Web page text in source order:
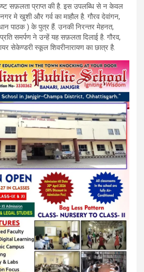
gr
a
m
सफ़लता प्राप्त की है. इस उपलब्धि से न केवल
मे खुशी और गर्व का माहौल है. गौरव देवांगन,
पाठक ) के पुत्र हैं. उनकी निरन्तर मेहनत,
समर्पण ने उन्हें यह सफ़लता दिलाई है. गौरव,
सेकेण्डरी स्कूल शिवरीनारायण का छात्र है.